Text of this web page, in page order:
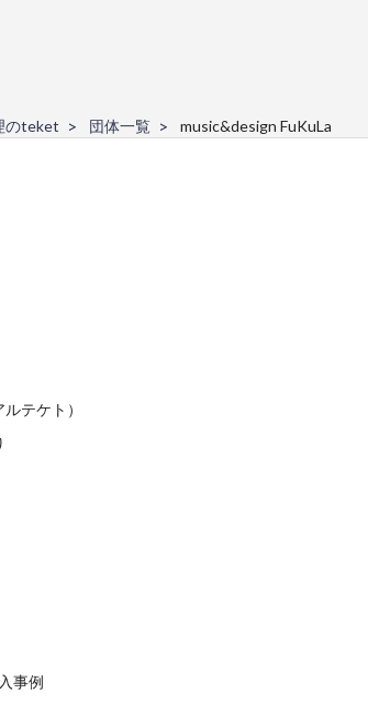
のteket 団体一覧 music&design FuKuLa
テケト）
事例